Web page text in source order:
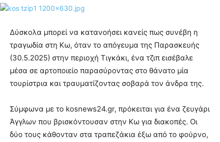
Δύσκολα μπορεί να κατανοήσει κανείς πως συνέβη η
τραγωδία στη Κω, όταν το απόγευμα της Παρασκευής
(30.5.2025) στην περιοχή Τιγκάκι, ένα τζιπ εισέβαλε
μέσα σε αρτοποιείο παρασύροντας στο θάνατο μία
τουρίστρια και τραυματίζοντας σοβαρά τον άνδρα της.
Σύμφωνα με το kosnews24.gr, πρόκειται για ένα ζευγάρι
Άγγλων που βρισκόντουσαν στην Κω για διακοπές. Οι
δύο τους κάθονταν στα τραπεζάκια έξω από το φούρνο,